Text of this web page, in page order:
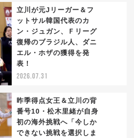
立川が元Jリーガー＆フ
ットサル韓国代表のカ
ン・ジュガン、Ｆリーグ
復帰のブラジル人、ダニ
エル・ホザの獲得を発
表！
2026.07.31
昨季得点女王＆立川の背
番号10・松木里緒が自身
初の海外挑戦へ「今しか
できない挑戦を選択しま